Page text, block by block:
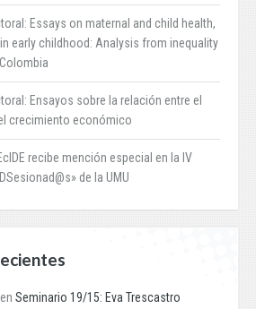
Essays on maternal and child health,
early childhood: Analysis from inequality
Ensayos sobre la relación entre el
crecimiento económico
recibe mención especial en la IV
de la UMU
en Seminario 19/15: Eva Trescastro